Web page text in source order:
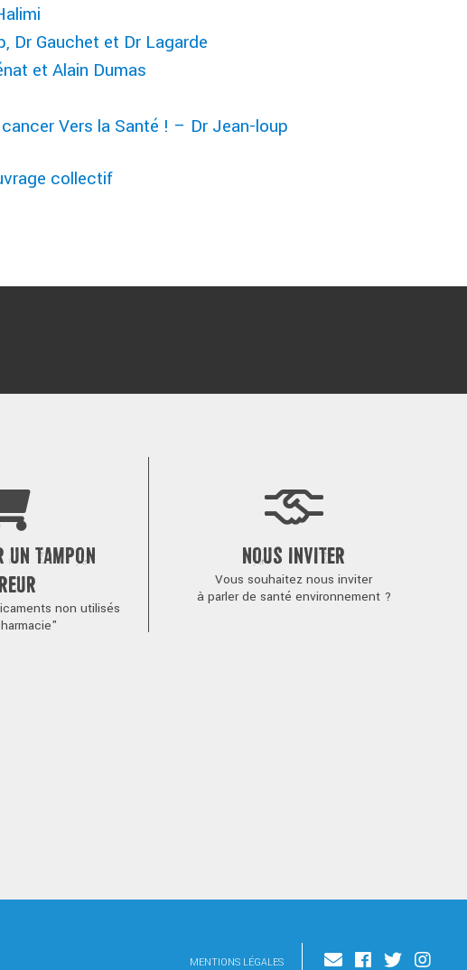
Dr Gauchet et Dr Lagarde
et Alain Dumas
Vers la Santé ! – Dr Jean-loup
collectif
UN TAMPON
non utilisés
NOUS INVITER
Vous souhaitez nous inviter
à parler de santé environnement ?
MENTIONS LÉGALES